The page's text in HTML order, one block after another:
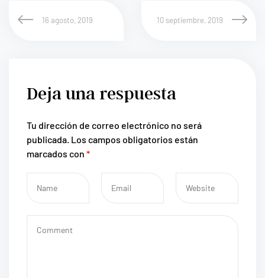
16 agosto, 2019 10 septiembre, 2019
Deja una respuesta
Tu dirección de correo electrónico no será
publicada. Los campos obligatorios están
marcados con *